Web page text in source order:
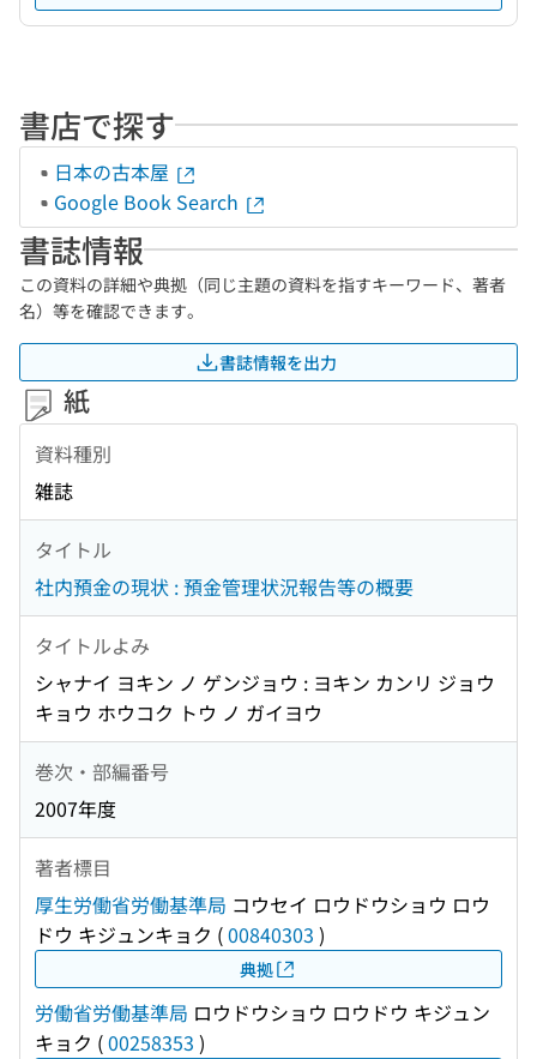
書店で探す
日本の古本屋
Google Book Search
書誌情報
この資料の詳細や典拠（同じ主題の資料を指すキーワード、著者
名）等を確認できます。
書誌情報を出力
紙
資料種別
雑誌
タイトル
社内預金の現状 : 預金管理状況報告等の概要
タイトルよみ
シャナイ ヨキン ノ ゲンジョウ : ヨキン カンリ ジョウ
キョウ ホウコク トウ ノ ガイヨウ
巻次・部編番号
2007年度
著者標目
厚生労働省労働基準局 コウセイ ロウドウショウ ロウ
ドウ キジュンキョク (00840303 )
典拠
労働省労働基準局 ロウドウショウ ロウドウ キジュン
キョク (00258353 )